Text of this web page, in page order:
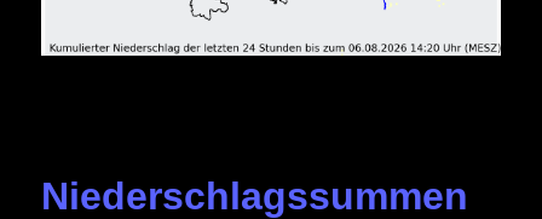
Niederschlagssummen